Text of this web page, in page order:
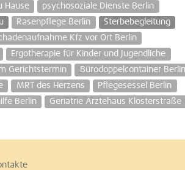
Hause
psychosoziale Dienste Berlin
Rasenpflege Berlin
Sterbebegleitung
Kfz vor Ort Berlin
Ergotherapie für Kinder und Jugendliche
Gerichtstermin
Bürodoppelcontainer Berlin
MRT des Herzens
Pflegesessel Berlin
Berlin
Geriatrie Ärztehaus Klosterstraße